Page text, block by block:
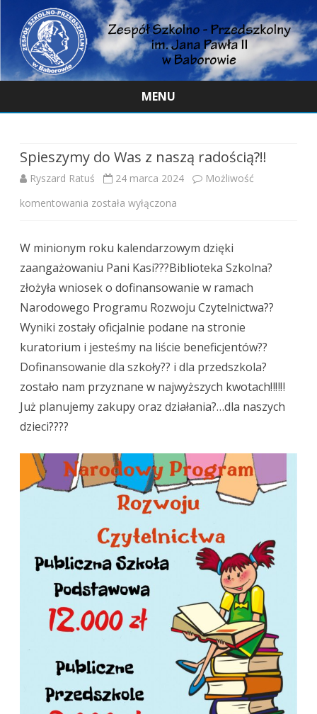
MENU
Spieszymy do Was z naszą radością?‼
Ryszard Ratuś 24 marca 2024
Możliwość
komentowania Spieszymy
Was
naszą
radością?‼
została wyłączona
W minionym roku kalendarzowym dzięki
zaangażowaniu Pani Kasi??‍?Biblioteka Szkolna?
złożyła wniosek o dofinansowanie w ramach
Narodowego Programu Rozwoju Czytelnictwa??
Wyniki zostały oficjalnie podane na stronie
kuratorium i jesteśmy na liście beneficjentów??
Dofinansowanie dla szkoły?? i dla przedszkola?
zostało nam przyznane w najwyższych kwotach‼‼‼
Już planujemy zakupy oraz działania?…dla naszych
dzieci????